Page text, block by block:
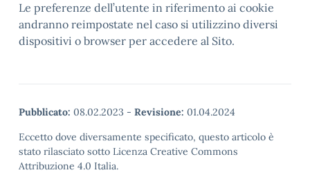
Le preferenze dell’utente in riferimento ai cookie
andranno reimpostate nel caso si utilizzino diversi
dispositivi o browser per accedere al Sito.
Pubblicato: 08.02.2023 - Revisione: 01.04.2024
Eccetto dove diversamente specificato, questo articolo è
stato rilasciato sotto Licenza Creative Commons
Attribuzione 4.0 Italia.